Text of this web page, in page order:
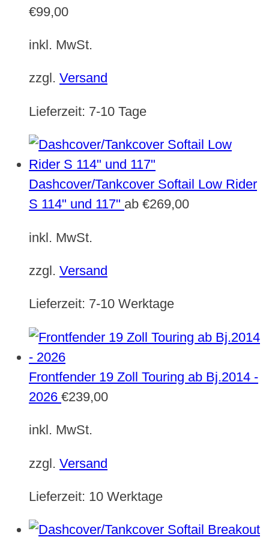
€99,00
inkl. MwSt.
zzgl. Versand
Lieferzeit: 7-10 Tage
Dashcover/Tankcover Softail Low Rider
S 114" und 117" ab €269,00
inkl. MwSt.
zzgl. Versand
Lieferzeit: 7-10 Werktage
Frontfender 19 Zoll Touring ab Bj.2014 -
2026 €239,00
inkl. MwSt.
zzgl. Versand
Lieferzeit: 10 Werktage